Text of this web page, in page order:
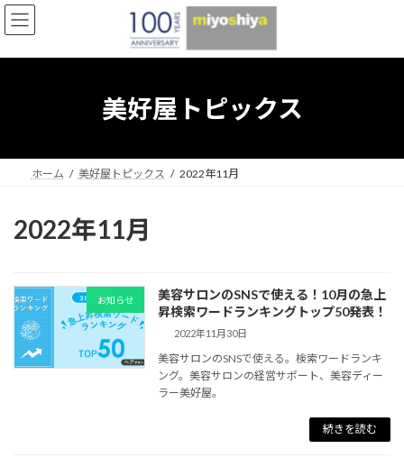
コ
ン
ン
ナ
ビ
ー
美好屋トピックス
ホーム 美好屋トピックス 2022年11月
2022年11月
お知らせ
美容サロンのSNSで使える！10月の急上
昇検索ワードランキングトップ50発表！
2022年11月30日
美容サロンのSNSで使える。検索ワードランキ
ング。美容サロンの経営サポート、美容ディー
ラー美好屋。
続きを読む